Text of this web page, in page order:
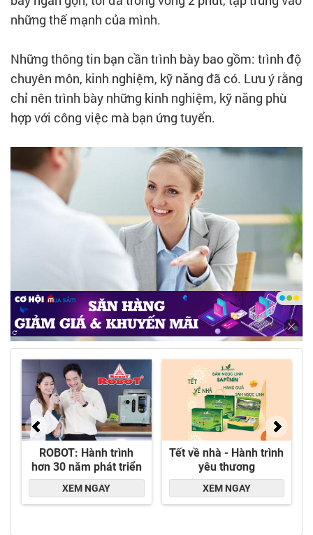
những thế mạnh của mình.
Những thông tin bạn cần trình bày bao gồm: trình độ
chuyên môn, kinh nghiệm, kỹ năng đã có. Lưu ý rằng
chỉ nên trình bày những kinh nghiệm, kỹ năng phù
hợp với công việc mà bạn ứng tuyển.